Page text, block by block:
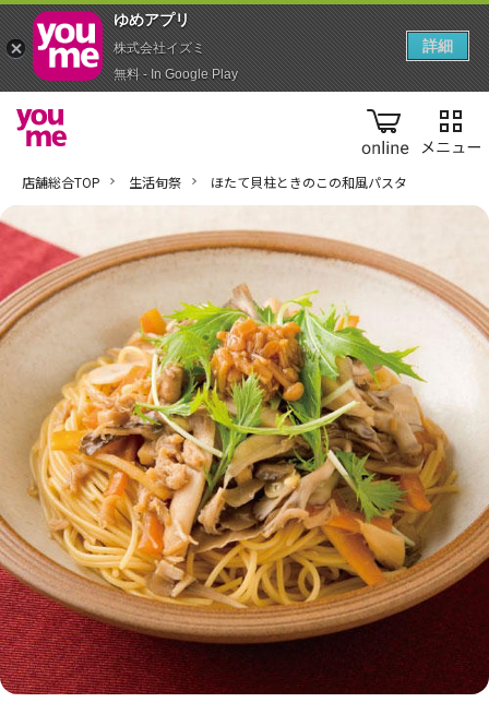
online
店舗総合TOP 生活旬祭 ほたて貝柱ときのこの和風パスタ
ゆめアプ‪リ‬
株式会社イズミ
無料 - In Google Play
詳細